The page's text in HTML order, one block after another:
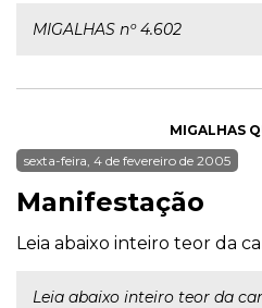
MIGALHAS nº 4.602
MIGALHAS
sexta-feira, 4 de fevereiro de 2005
Manifestação
Leia abaixo inteiro teor da
Leia abaixo inteiro teor da